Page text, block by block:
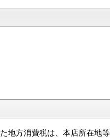
地方消費税は、本店所在地